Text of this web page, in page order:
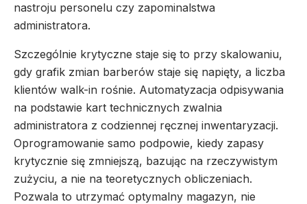
nastroju personelu czy zapominalstwa
administratora.
Szczególnie krytyczne staje się to przy skalowaniu,
gdy grafik zmian barberów staje się napięty, a liczba
klientów walk-in rośnie. Automatyzacja odpisywania
na podstawie kart technicznych zwalnia
administratora z codziennej ręcznej inwentaryzacji.
Oprogramowanie samo podpowie, kiedy zapasy
krytycznie się zmniejszą, bazując na rzeczywistym
zużyciu, a nie na teoretycznych obliczeniach.
Pozwala to utrzymać optymalny magazyn, nie